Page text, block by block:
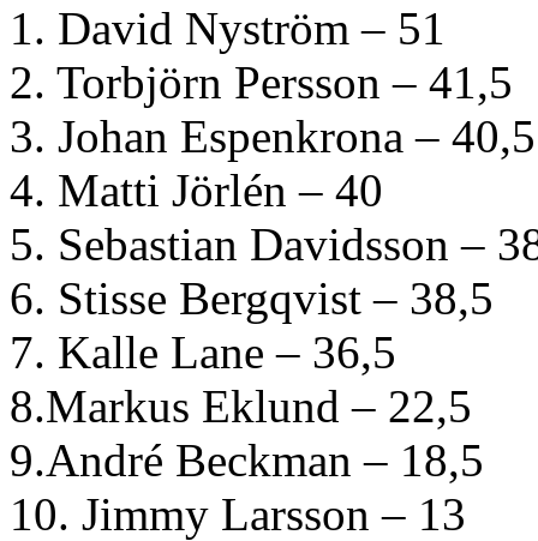
1. David Nyström – 51
2. Torbjörn Persson – 41,5
3. Johan Espenkrona – 40,5
4. Matti Jörlén – 40
5. Sebastian Davidsson –
6. Stisse Bergqvist – 38,5
7. Kalle Lane – 36,5
8.Markus Eklund – 22,5
9.André Beckman – 18,5
10. Jimmy Larsson – 13